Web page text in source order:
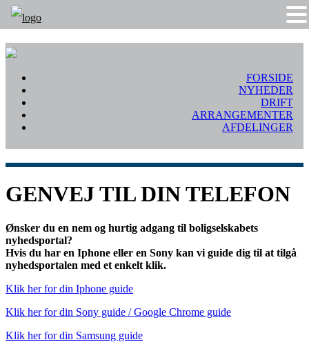
FORSIDE
NYHEDER
DRIFT
ARRANGEMENTER
AFDELINGER
GENVEJ TIL DIN TELEFON
Ønsker du en nem og hurtig adgang til boligselskabets
nyhedsportal?
Hvis du har en Iphone eller en Sony kan vi guide dig til at tilgå
nyhedsportalen med et enkelt klik.
Klik her for din Iphone guide
Klik her for din Sony guide / Google Chrome guide
Klik her for din Samsung guide